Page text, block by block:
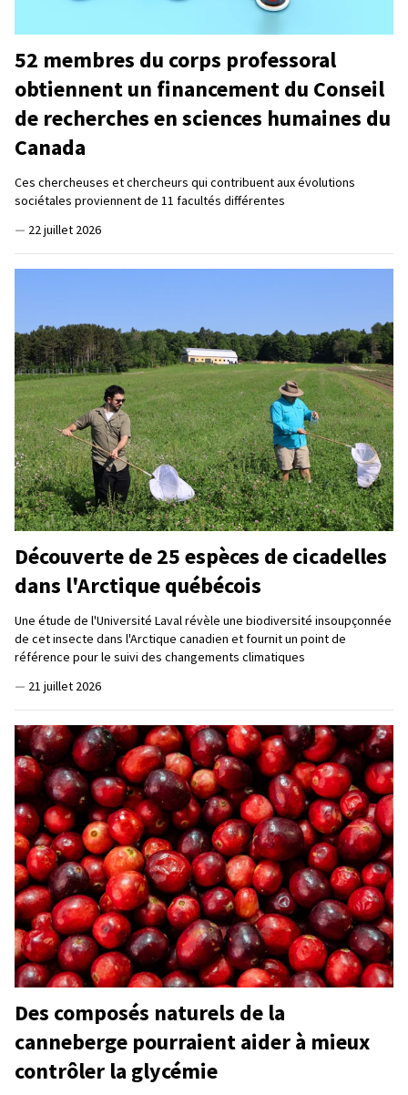
52 membres du corps professoral
obtiennent un financement du Conseil
de recherches en sciences humaines du
Canada
Ces chercheuses et chercheurs qui contribuent aux évolutions
sociétales proviennent de 11 facultés différentes
— 22 juillet 2026
Découverte de 25 espèces de cicadelles
dans l'Arctique québécois
Une étude de l'Université Laval révèle une biodiversité insoupçonnée
de cet insecte dans l'Arctique canadien et fournit un point de
référence pour le suivi des changements climatiques
— 21 juillet 2026
Des composés naturels de la
canneberge pourraient aider à mieux
contrôler la glycémie